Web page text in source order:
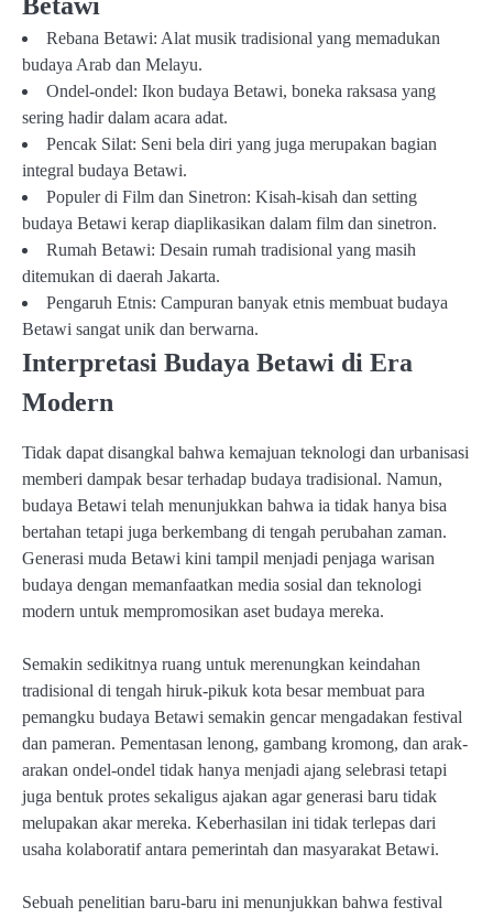
Rebana Betawi: Alat musik tradisional yang memadukan
budaya Arab dan Melayu.
Ondel-ondel: Ikon budaya Betawi, boneka raksasa yang
sering hadir dalam acara adat.
Pencak Silat: Seni bela diri yang juga merupakan bagian
integral budaya Betawi.
Populer di Film dan Sinetron: Kisah-kisah dan setting
budaya Betawi kerap diaplikasikan dalam film dan sinetron.
Rumah Betawi: Desain rumah tradisional yang masih
ditemukan di daerah Jakarta.
Pengaruh Etnis: Campuran banyak etnis membuat budaya
Betawi sangat unik dan berwarna.
Interpretasi Budaya Betawi di Era
Modern
Tidak dapat disangkal bahwa kemajuan teknologi dan urbanisasi
memberi dampak besar terhadap budaya tradisional. Namun,
budaya Betawi telah menunjukkan bahwa ia tidak hanya bisa
bertahan tetapi juga berkembang di tengah perubahan zaman.
Generasi muda Betawi kini tampil menjadi penjaga warisan
budaya dengan memanfaatkan media sosial dan teknologi
modern untuk mempromosikan aset budaya mereka.
Semakin sedikitnya ruang untuk merenungkan keindahan
tradisional di tengah hiruk-pikuk kota besar membuat para
pemangku budaya Betawi semakin gencar mengadakan festival
dan pameran. Pementasan lenong, gambang kromong, dan arak-
arakan ondel-ondel tidak hanya menjadi ajang selebrasi tetapi
juga bentuk protes sekaligus ajakan agar generasi baru tidak
melupakan akar mereka. Keberhasilan ini tidak terlepas dari
usaha kolaboratif antara pemerintah dan masyarakat Betawi.
Sebuah penelitian baru-baru ini menunjukkan bahwa festival